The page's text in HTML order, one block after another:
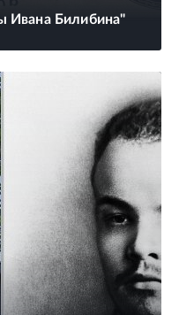
Ивана Билибина"